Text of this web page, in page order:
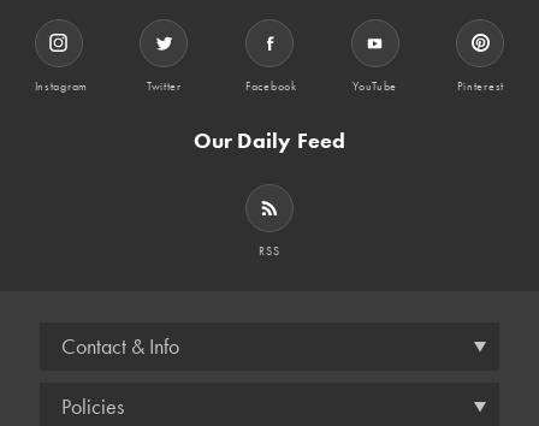
Instagram Twitter Facebook YouTube Pinterest
Our Daily Feed
RSS
Contact & Info
Policies